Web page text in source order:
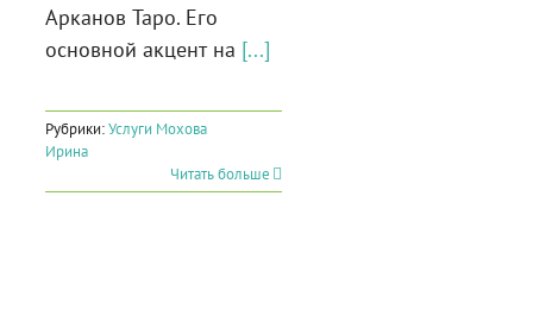
Арканов Таро. Его
основной акцент на [...]
Рубрики:Услуги Мохова
Ирина
Читать больше